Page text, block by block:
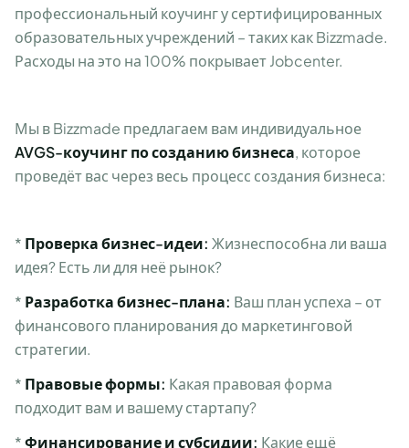
профессиональный коучинг у сертифицированных
образовательных учреждений – таких как Bizzmade.
Расходы на это на 100% покрывает Jobcenter.
Мы в Bizzmade предлагаем вам индивидуальное
AVGS-коучинг по созданию бизнеса, которое
проведёт вас через весь процесс создания бизнеса:
* Проверка бизнес-идеи: Жизнеспособна ли ваша
идея? Есть ли для неё рынок?
* Разработка бизнес-плана: Ваш план успеха – от
финансового планирования до маркетинговой
стратегии.
* Правовые формы: Какая правовая форма
подходит вам и вашему стартапу?
*Финансирование и субсидии: Какие ещё